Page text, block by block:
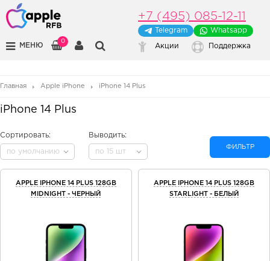
МЕНЮ
0
+7 (495) 085-12-11
Telegram Whatsapp
Акции Поддержка
Главная Apple iPhone iPhone 14 Plus
iPhone 14 Plus
Сортировать:
по умолчанию
Выводить:
по 15 шт
ФИЛЬТР
APPLE IPHONE 14 PLUS 128GB
MIDNIGHT - ЧЕРНЫЙ
APPLE IPHONE 14 PLUS 128GB
STARLIGHT - БЕЛЫЙ